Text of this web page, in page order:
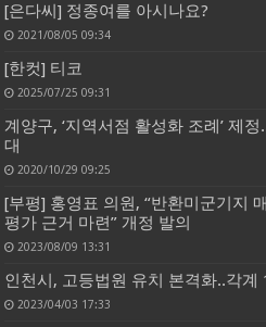
[은다씨] 정종여를 아시나요?
2021/08/05 09:34
[한컷] 티코
2025/07/25 09:31
계양구, ‘지역서점 활성화 조례’ 제
대
2020/10/29 09:25
[부평] 홍영표 의원, “반환미군기지
평가 근거 마련” 개정 발의
2023/08/09 13:31
인천시, 고등법원 유치 본격화..각계
2023/04/03 17:33